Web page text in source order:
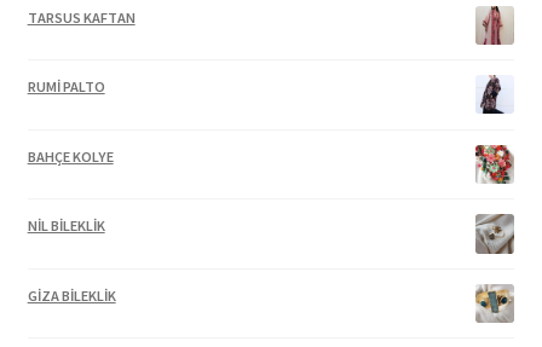
TARSUS KAFTAN
RUMİ PALTO
BAHÇE KOLYE
NİL BİLEKLİK
GİZA BİLEKLİK